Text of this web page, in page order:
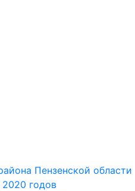
Пензенской области
годов